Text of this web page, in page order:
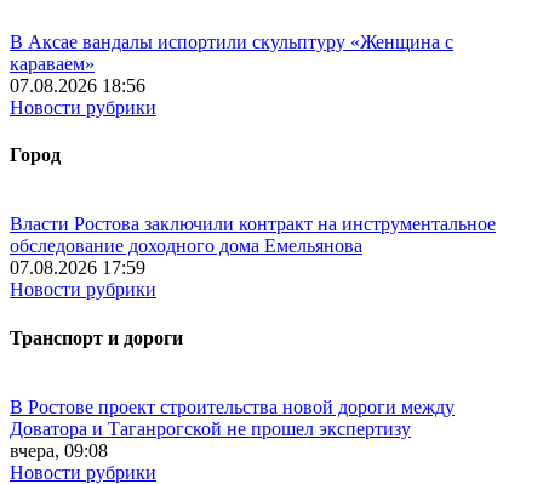
В Аксае вандалы испортили скульптуру «Женщина с
караваем»
07.08.2026 18:56
Новости рубрики
Город
Власти Ростова заключили контракт на инструментальное
обследование доходного дома Емельянова
07.08.2026 17:59
Новости рубрики
Транспорт и дороги
В Ростове проект строительства новой дороги между
Доватора и Таганрогской не прошел экспертизу
вчера, 09:08
Новости рубрики